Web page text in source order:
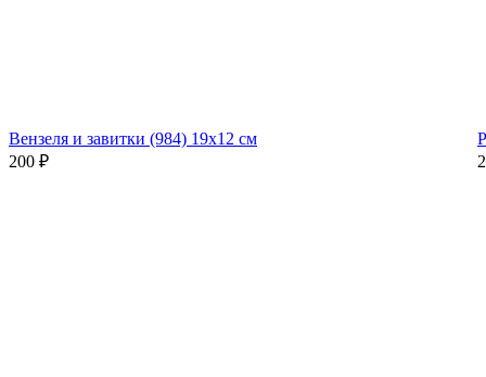
Вензеля и завитки (984) 19х12 см
200 ₽